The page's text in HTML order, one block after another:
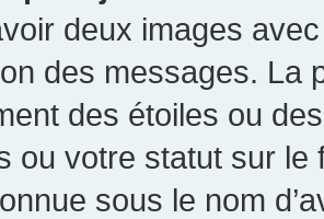
deux images
des messages. La
des étoiles ou
ou votre statut sur
sous le nom